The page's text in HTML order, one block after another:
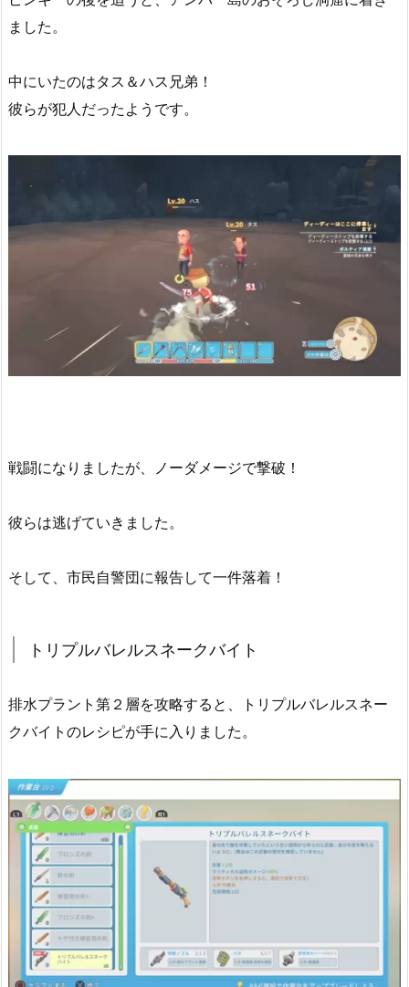
ました。
中にいたのはタス＆ハス兄弟！
彼らが犯人だったようです。
戦闘になりましたが、ノーダメージで撃破！
彼らは逃げていきました。
そして、市民自警団に報告して一件落着！
トリプルバレルスネークバイト
排水プラント第２層を攻略すると、トリプルバレルスネー
クバイトのレシピが手に入りました。